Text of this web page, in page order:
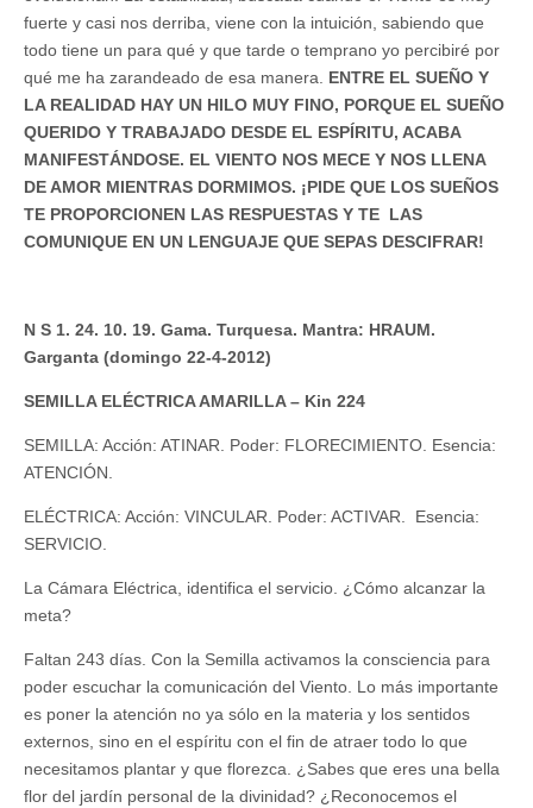
fuerte y casi nos derriba, viene con la intuición, sabiendo que
todo tiene un para qué y que tarde o temprano yo percibiré por
qué me ha zarandeado de esa manera. ENTRE EL SUEÑO Y
LA REALIDAD HAY UN HILO MUY FINO, PORQUE EL SUEÑO
QUERIDO Y TRABAJADO DESDE EL ESPÍRITU, ACABA
MANIFESTÁNDOSE. EL VIENTO NOS MECE Y NOS LLENA
DE AMOR MIENTRAS DORMIMOS. ¡PIDE QUE LOS SUEÑOS
TE PROPORCIONEN LAS RESPUESTAS Y TE LAS
COMUNIQUE EN UN LENGUAJE QUE SEPAS DESCIFRAR!
N S 1. 24. 10. 19. Gama. Turquesa. Mantra: HRAUM.
Garganta (domingo 22-4-2012)
SEMILLA ELÉCTRICA AMARILLA – Kin 224
SEMILLA: Acción: ATINAR. Poder: FLORECIMIENTO. Esencia:
ATENCIÓN.
ELÉCTRICA: Acción: VINCULAR. Poder: ACTIVAR. Esencia:
SERVICIO.
La Cámara Eléctrica, identifica el servicio. ¿Cómo alcanzar la
meta?
Faltan 243 días. Con la Semilla activamos la consciencia para
poder escuchar la comunicación del Viento. Lo más importante
es poner la atención no ya sólo en la materia y los sentidos
externos, sino en el espíritu con el fin de atraer todo lo que
necesitamos plantar y que florezca. ¿Sabes que eres una bella
flor del jardín personal de la divinidad? ¿Reconocemos el